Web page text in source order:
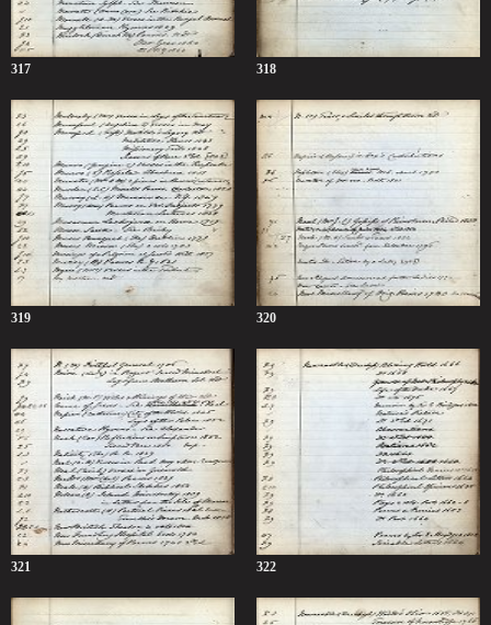
317 318
319 320
321 322